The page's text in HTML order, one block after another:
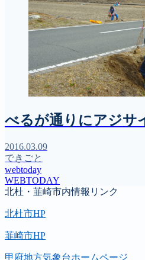
べるが通りにアジサ
2016.03.09
できごと
webtoday
WEBTODAY
北杜・韮崎市内情報リンク
北杜市HP
韮崎市HP
甲府地方気象台ホームページ